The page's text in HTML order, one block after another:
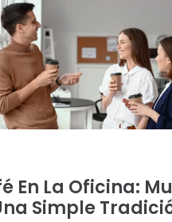
En La Oficina:
Simple